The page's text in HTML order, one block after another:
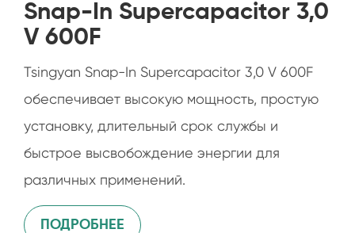
Snap-In Supercapacitor 3,0
V 600F
Tsingyan Snap-In Supercapacitor 3,0 V 600F
обеспечивает высокую мощность, простую
установку, длительный срок службы и
быстрое высвобождение энергии для
различных применений.
ПОДРОБНЕЕ